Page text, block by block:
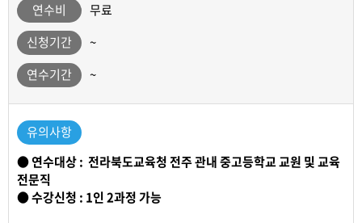
연수비
무료
신청기간
~
연수기간
~
유의사항
● 연수대상 : 전라북도교육청 전주 관내 중고등학교 교원 및 교육
전문직
● 수강신청 : 1인 2과정 가능